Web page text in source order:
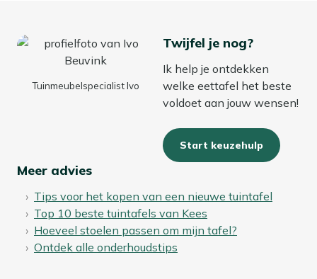
Tuinmeubelspecialist Ivo
Twijfel je nog?
Ik help je ontdekken
welke eettafel het beste
voldoet aan jouw wensen!
Start keuzehulp
Meer advies
Tips voor het kopen van een nieuwe tuintafel
Top 10 beste tuintafels van Kees
Hoeveel stoelen passen om mijn tafel?
Ontdek alle onderhoudstips